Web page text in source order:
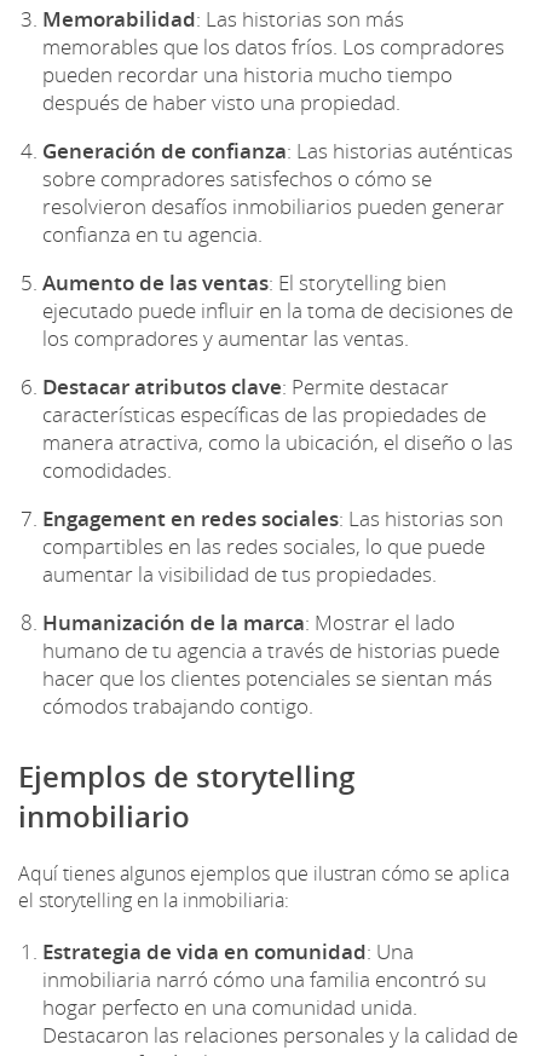
Memorabilidad: Las historias son más
memorables que los datos fríos. Los compradores
pueden recordar una historia mucho tiempo
después de haber visto una propiedad.
Generación de confianza: Las historias auténticas
sobre compradores satisfechos o cómo se
resolvieron desafíos inmobiliarios pueden generar
confianza en tu agencia.
Aumento de las ventas: El storytelling bien
ejecutado puede influir en la toma de decisiones de
los compradores y aumentar las ventas.
Destacar atributos clave: Permite destacar
características específicas de las propiedades de
manera atractiva, como la ubicación, el diseño o las
comodidades.
Engagement en redes sociales: Las historias son
compartibles en las redes sociales, lo que puede
aumentar la visibilidad de tus propiedades.
Humanización de la marca: Mostrar el lado
humano de tu agencia a través de historias puede
hacer que los clientes potenciales se sientan más
cómodos trabajando contigo.
Ejemplos de storytelling
inmobiliario
Aquí tienes algunos ejemplos que ilustran cómo se aplica
el storytelling en la inmobiliaria:
Estrategia de vida en comunidad: Una
inmobiliaria narró cómo una familia encontró su
hogar perfecto en una comunidad unida.
Destacaron las relaciones personales y la calidad de